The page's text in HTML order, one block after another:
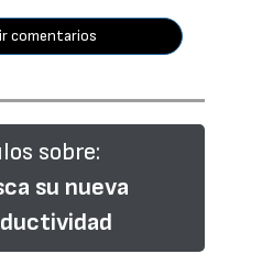
comentarios
sobre:
su nueva